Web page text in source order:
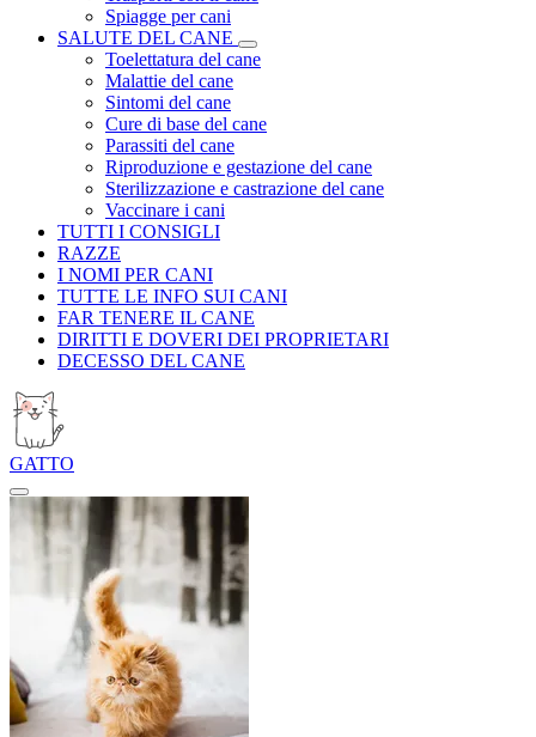
Spiagge per cani
SALUTE DEL CANE
Toelettatura del cane
Malattie del cane
Sintomi del cane
Cure di base del cane
Parassiti del cane
Riproduzione e gestazione del cane
Sterilizzazione e castrazione del cane
Vaccinare i cani
TUTTI I CONSIGLI
RAZZE
I NOMI PER CANI
TUTTE LE INFO SUI CANI
FAR TENERE IL CANE
DIRITTI E DOVERI DEI PROPRIETARI
DECESSO DEL CANE
GATTO